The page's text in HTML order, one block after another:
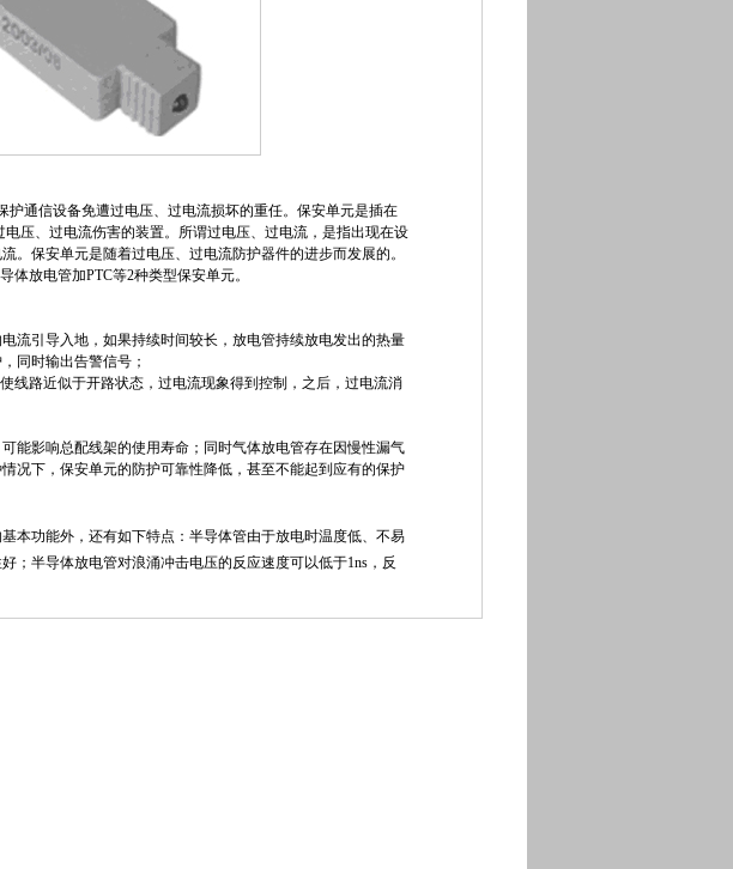
通信设备免遭过电压、过电流损坏的重任。保安单元是插在
压、过电流伤害的装置。所谓过电压、过电流，是指出现在设
。保安单元是随着过电压、过电流防护器件的进步而发展的。
体放电管加PTC等2种类型保安单元。
引导入地，如果持续时间较长，放电管持续放电发出的热量
同时输出告警信号；
路近似于开路状态，过电流现象得到控制，之后，过电流消
影响总配线架的使用寿命；同时气体放电管存在因慢性漏气
况下，保安单元的防护可靠性降低，甚至不能起到应有的保护
功能外，还有如下特点：半导体管由于放电时温度低、不易
；半导体放电管对浪涌冲击电压的反应速度可以低于1ns，反